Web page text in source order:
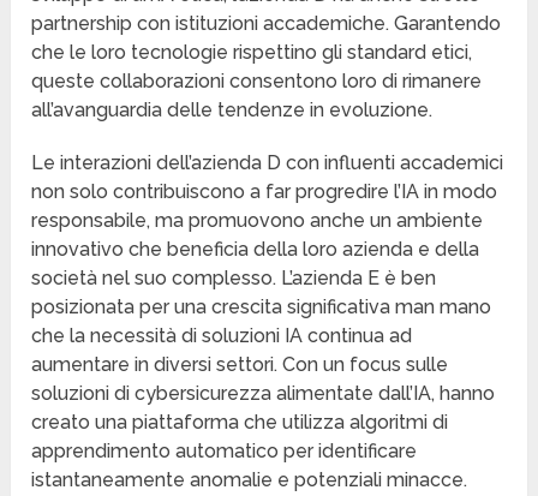
partnership con istituzioni accademiche. Garantendo
che le loro tecnologie rispettino gli standard etici,
queste collaborazioni consentono loro di rimanere
all’avanguardia delle tendenze in evoluzione.
Le interazioni dell’azienda D con influenti accademici
non solo contribuiscono a far progredire l’IA in modo
responsabile, ma promuovono anche un ambiente
innovativo che beneficia della loro azienda e della
società nel suo complesso. L’azienda E è ben
posizionata per una crescita significativa man mano
che la necessità di soluzioni IA continua ad
aumentare in diversi settori. Con un focus sulle
soluzioni di cybersicurezza alimentate dall’IA, hanno
creato una piattaforma che utilizza algoritmi di
apprendimento automatico per identificare
istantaneamente anomalie e potenziali minacce.